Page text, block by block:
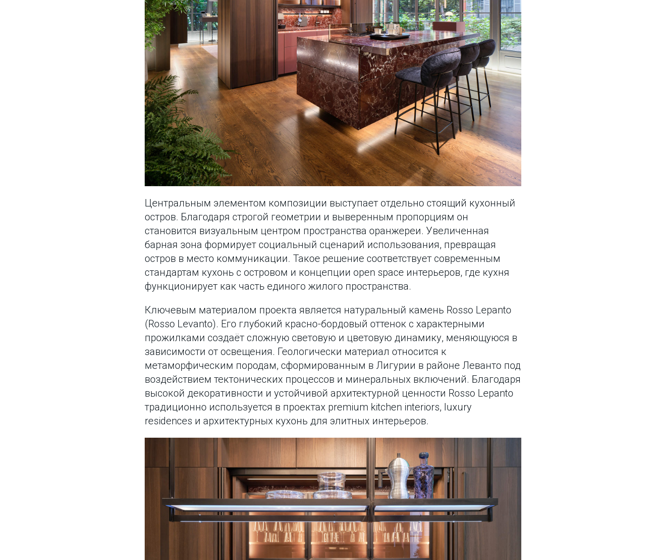
Центральным элементом композиции выступает отдельно стоящий кухонный
остров. Благодаря строгой геометрии и выверенным пропорциям он
становится визуальным центром пространства оранжереи. Увеличенная
барная зона формирует социальный сценарий использования, превращая
остров в место коммуникации. Такое решение соответствует современным
стандартам кухонь с островом и концепции open space интерьеров, где кухня
функционирует как часть единого жилого пространства.
Ключевым материалом проекта является натуральный камень Rosso Lepanto
(Rosso Levanto). Его глубокий красно-бордовый оттенок с характерными
прожилками создаёт сложную световую и цветовую динамику, меняющуюся в
зависимости от освещения. Геологически материал относится к
метаморфическим породам, сформированным в Лигурии в районе Леванто под
воздействием тектонических процессов и минеральных включений. Благодаря
высокой декоративности и устойчивой архитектурной ценности Rosso Lepanto
традиционно используется в проектах premium kitchen interiors, luxury
residences и архитектурных кухонь для элитных интерьеров.